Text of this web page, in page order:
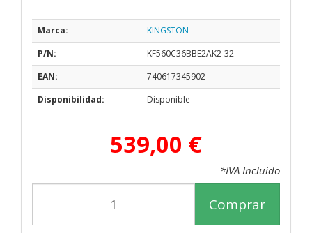
Marca:
KINGSTON
P/N:
KF560C36BBE2AK2-32
EAN:
740617345902
Disponibilidad:
Disponible
539,00 €
*IVA Incluido
Comprar